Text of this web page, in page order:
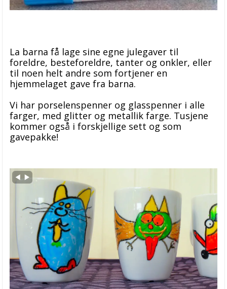
Lag et moderne juletre av treperler – enkelt og elegant
Lag personlige julekort med reinsdyr av fingeravtrykk
Støp dine egne lys – moderne og dekorative
Lag fargerike småhus med rub-on transfers og Raysin
Dekorer med søte katter – lag personlige gaver og pynt med
rub-on transfers
Lag julekort, gaveposer og gaveesker med rub-on transfers
Støp dine egne dekorative hus i gips
Filofax Garden Etui
Raysin gipsmasse
Årets påskekolleksjon
Vårlige støpeprosjekter
Påskeharer i pastell
Små harepus potter
La barna få lage sine egne julegaver til
foreldre, besteforeldre, tanter og onkler, eller
til noen helt andre som fortjener en
hjemmelaget gave fra barna.
Vi har porselenspenner og glasspenner i alle
farger, med glitter og metallik farge. Tusjene
kommer også i forskjellige sett og som
gavepakke!